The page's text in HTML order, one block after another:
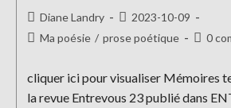
Auteur/autrice
de
Diane Landry
Publication
publiée :
2023-10-09
PostMa poésie / prose poétique 0
cliquer ici pour visualiser Mémoires
la revue Entrevous 23 publié dans